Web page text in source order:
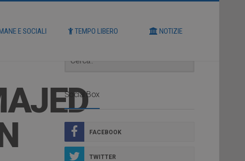
E SOCIALI TEMPO LIBERO NOTIZIE
Social Box
FACEBOOK
TWITTER